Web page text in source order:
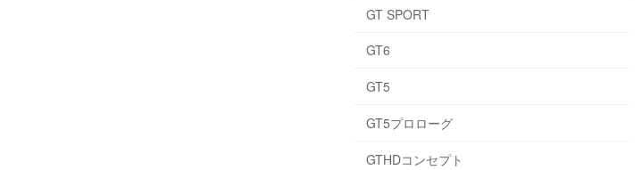
GT SPORT
GT6
GT5
GT5プロローグ
GTHDコンセプト